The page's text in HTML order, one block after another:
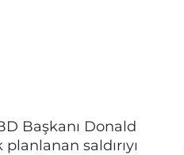
Başkanı Donald
planlanan saldırıyı